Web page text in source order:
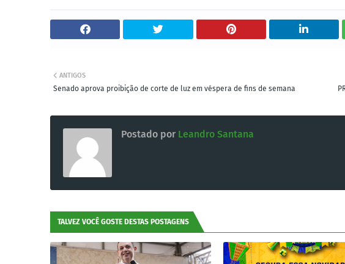
ANTIGOS
Senado aprova proibição de corte de luz em véspera de fins de semana
Postado por Leandro Santana
TALVEZ VOCÊ GOSTE DESTAS POSTAGENS